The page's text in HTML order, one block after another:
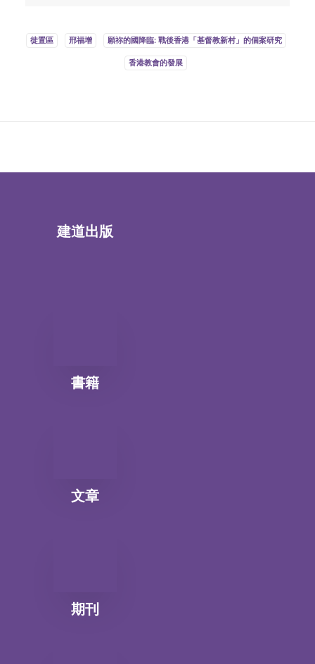
徙置區 邢福增 願祢的國降臨: 戰後香港「基督教新村」的個案研究
香港教會的發展
建道出版
書籍
文章
期刊